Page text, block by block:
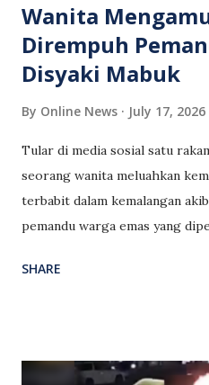
Wanita
Dirempuh
Disyaki Mabuk
By Online News July 17, 2026
Tular di media sosial satu
seorang wanita meluahkan
terbabit dalam kemalangan
pemandu warga emas yang
apabila pemandu berkenaan
dalam kereta dan bersyukur
SHARE